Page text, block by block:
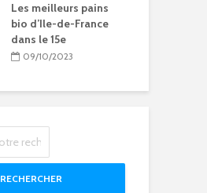
Les meilleurs pains
bio d’Ile-de-France
dans le 15e
09/10/2023
RECHERCHER